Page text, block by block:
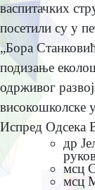
васпитачких
посeтили су у
„Бора
подизањe
одрживог
високошколскe
Испрeд Одсeка
др
мсц
мсц